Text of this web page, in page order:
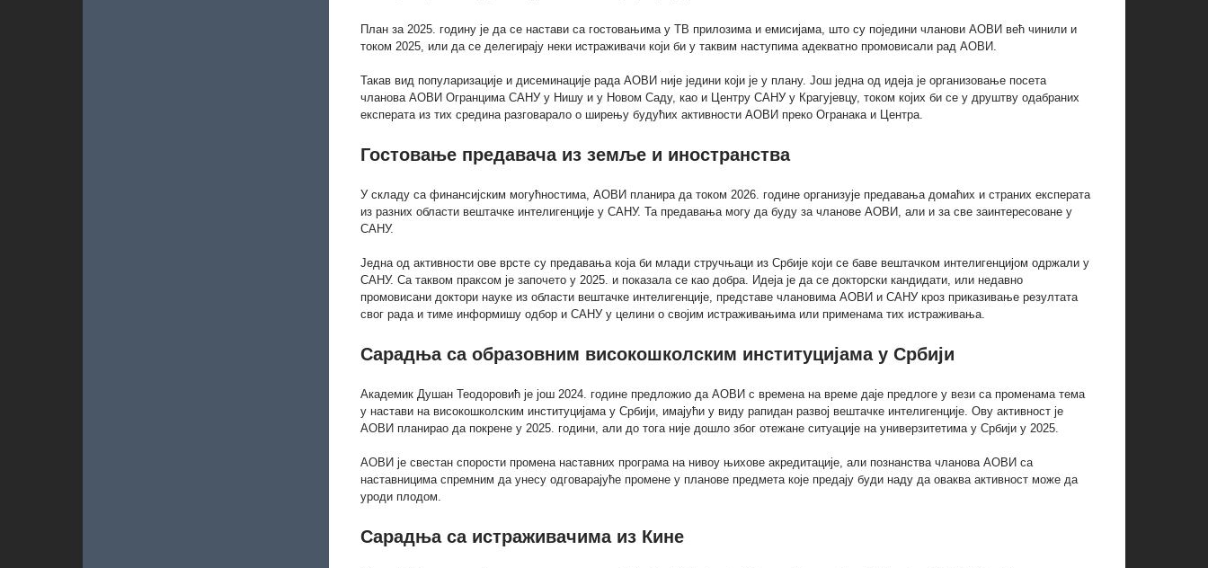
План за 2025. годину је да се настави са гостовањима у ТВ прилозима и емисијама, што су поједини чланови АОВИ већ чинили и
током 2025, или да се делегирају неки истраживачи који би у таквим наступима адекватно промовисали рад АОВИ.
Такав вид популаризације и дисеминације рада АОВИ није једини који је у плану. Још једна од идеја је организовање посета
чланова АОВИ Огранцима САНУ у Нишу и у Новом Саду, као и Центру САНУ у Крагујевцу, током којих би се у друштву одабраних
експерата из тих средина разговарало о ширењу будућих активности АОВИ преко Огранака и Центра.
Гостовање предавача из земље и иностранства
У складу са финансијским могућностима, АОВИ планира да током 2026. године организује предавања домаћих и страних експерата
из разних области вештачке интелигенције у САНУ. Та предавања могу да буду за чланове АОВИ, али и за све заинтересоване у
САНУ.
Једна од активности ове врсте су предавања која би млади стручњаци из Србије који се баве вештачком интелигенцијом одржали у
САНУ. Са таквом праксом је започето у 2025. и показала се као добра. Идеја је да се докторски кандидати, или недавно
промовисани доктори науке из области вештачке интелигенције, представе члановима АОВИ и САНУ кроз приказивање резултата
свог рада и тиме информишу одбор и САНУ у целини о својим истраживањима или применама тих истраживања.
Сарадња са образовним високошколским институцијама у Србији
Академик Душан Теодоровић је још 2024. године предложио да АОВИ с времена на време даје предлоге у вези са променама тема
у настави на високошколским институцијама у Србији, имајући у виду рапидан развој вештачке интелигенције. Ову активност је
АОВИ планирао да покрене у 2025. години, али до тога није дошло због отежане ситуације на универзитетима у Србији у 2025.
АОВИ је свестан спорости промена наставних програма на нивоу њихове акредитације, али познанства чланова АОВИ са
наставницима спремним да унесу одговарајуће промене у планове предмета које предају буди наду да оваква активност може да
уроди плодом.
Сарадња са истраживачима из Кине